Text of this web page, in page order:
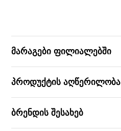
მარაგები ფილიალებში
პროდუქტის აღწერილობა
ბრენდის შესახებ